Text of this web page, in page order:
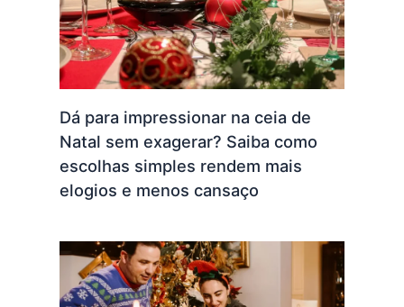
Dá para impressionar na ceia de
Natal sem exagerar? Saiba como
escolhas simples rendem mais
elogios e menos cansaço